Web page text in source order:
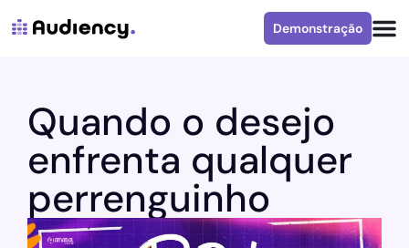
Demonstração
Quando o desejo
enfrenta qualquer
perrenguinho